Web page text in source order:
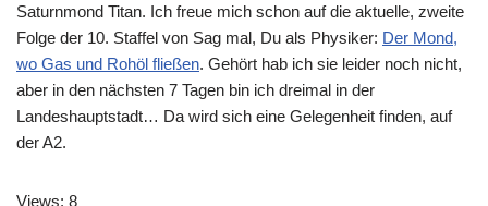
Saturnmond Titan. Ich freue mich schon auf die aktuelle, zweite
Folge der 10. Staffel von Sag mal, Du als Physiker: Der Mond,
wo Gas und Rohöl fließen. Gehört hab ich sie leider noch nicht,
aber in den nächsten 7 Tagen bin ich dreimal in der
Landeshauptstadt… Da wird sich eine Gelegenheit finden, auf
der A2.
Views: 8